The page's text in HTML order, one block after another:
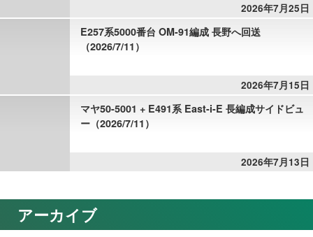
2026年7月25日
E257系5000番台 OM-91編成 長野へ回送
（2026/7/11）
2026年7月15日
マヤ50-5001 + E491系 East-i-E 長編成サイドビュ
ー（2026/7/11）
2026年7月13日
アーカイブ